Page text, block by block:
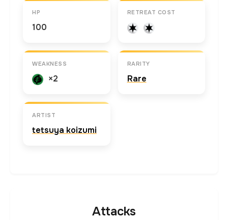
HP
100
RETREAT COST
WEAKNESS
×2
RARITY
Rare
ARTIST
tetsuya koizumi
Attacks